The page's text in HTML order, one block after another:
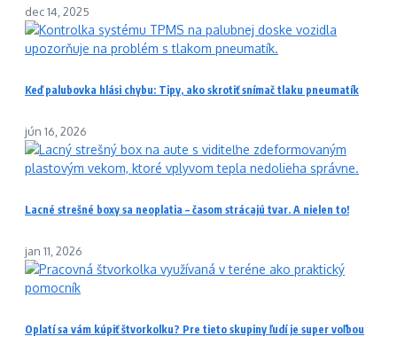
dec 14, 2025
Keď palubovka hlási chybu: Tipy, ako skrotiť snímač tlaku pneumatík
jún 16, 2026
Lacné strešné boxy sa neoplatia – časom strácajú tvar. A nielen to!
jan 11, 2026
Oplatí sa vám kúpiť štvorkolku? Pre tieto skupiny ľudí je super voľbou